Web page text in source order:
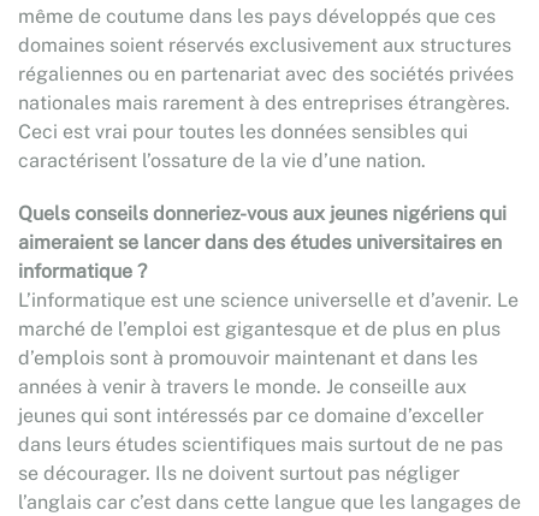
même de coutume dans les pays développés que ces
domaines soient réservés exclusivement aux structures
régaliennes ou en partenariat avec des sociétés privées
nationales mais rarement à des entreprises étrangères.
Ceci est vrai pour toutes les données sensibles qui
caractérisent l’ossature de la vie d’une nation.
Quels conseils donneriez-vous aux jeunes nigériens qui
aimeraient se lancer dans des études universitaires en
informatique ?
L’informatique est une science universelle et d’avenir. Le
marché de l’emploi est gigantesque et de plus en plus
d’emplois sont à promouvoir maintenant et dans les
années à venir à travers le monde. Je conseille aux
jeunes qui sont intéressés par ce domaine d’exceller
dans leurs études scientifiques mais surtout de ne pas
se décourager. Ils ne doivent surtout pas négliger
l’anglais car c’est dans cette langue que les langages de